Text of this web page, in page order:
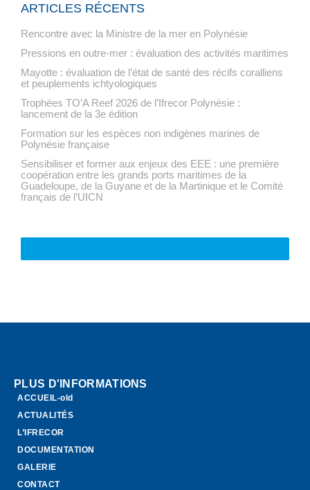
ARTICLES RÉCENTS
Rencontre avec la Ministre de la mer en Polynésie
Pressions en outre-mer : évaluation des activités maritimes
Mayotte : évaluation de l’état de santé des récifs coralliens
et peuplements ichtyologiques
Trophées TO’A Reef 2026 de l’Ifrecor Polynésie :
lancement de la 3e édition
Formation sur les espèces non indigènes marines de
Polynésie française
Sensibiliser et former aux enjeux des EEE : une première
coopération entre les grands ports maritimes de la
Guadeloupe, de la Guyane et de la Martinique et le Comité
français de l’UICN
PLUS D'INFORMATIONS
ACCUEIL-old
ACTUALITÉS
L’IFRECOR
DOCUMENTATION
GALERIE
CONTACT